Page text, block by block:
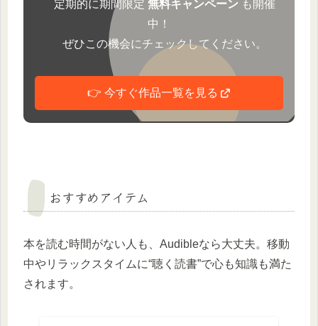
定期的に期間限定 無料キャンペーン も開催
中！
ぜひこの機会にチェックしてください。
👉 今すぐ作品一覧を見る
おすすめアイテム
本を読む時間がない人も、Audibleなら大丈夫。移動
中やリラックスタイムに“聴く読書”で心も知識も満た
されます。